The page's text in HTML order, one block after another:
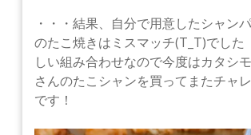
・・・結果、自分で用意したシャン
のたこ焼きはミスマッチ(T_T)でした
しい組み合わせなので今度はカタシ
さんのたこシャンを買ってまたチャ
です！